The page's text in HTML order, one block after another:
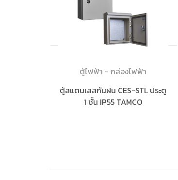
ตู้ไฟฟ้า - กล่องไฟฟ้า
ตู้สแตนเลสกันฝน CES-STL ประตู
1 ชั้น IP55 TAMCO